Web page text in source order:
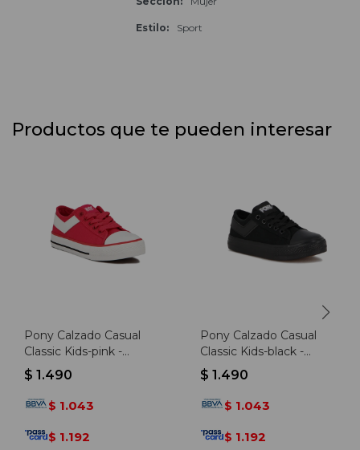
Estilo Sport
Productos que te pueden interesar
Pony Calzado Casual
Classic Kids-pink -
Rosado
$ 1.490
$ 1.043
$ 1.192
Pony Calzado Casual
Classic Kids-black -
Negro-negro
$ 1.490
$ 1.043
$ 1.192